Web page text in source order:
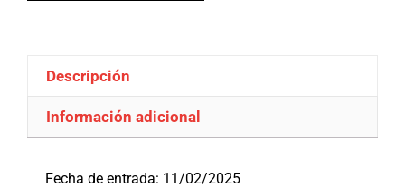
Descripción
Información adicional
Fecha de entrada: 11/02/2025